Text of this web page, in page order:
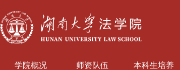
学院概况 师资队伍 本科生培养